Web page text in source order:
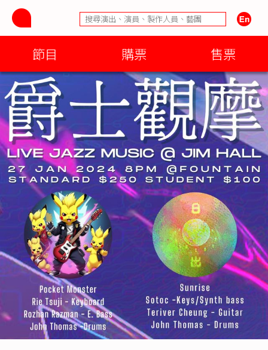
節目 購票 售票